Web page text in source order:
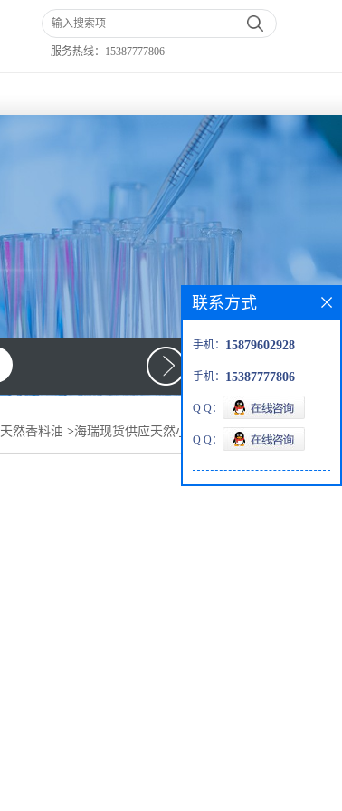
服务热线： 15387777806
天然香料油 >海瑞现货供应天然小茴香油价格优惠
联系方式
手机： 15879602928
手机： 15387777806
Q Q：
Q Q：